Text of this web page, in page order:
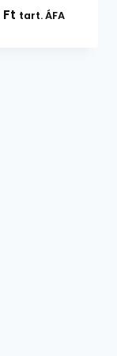
Ft tart. ÁFA